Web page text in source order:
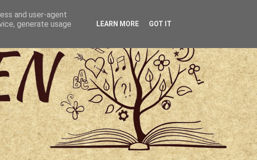
and user-agent
generate usage
LEARN MORE GOT IT